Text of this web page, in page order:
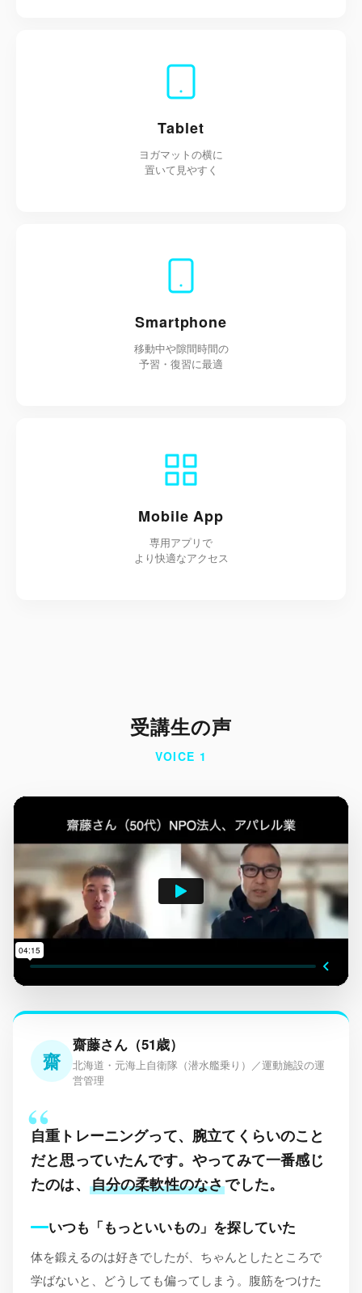
Tablet
ヨガマットの横に
置いて見やすく
Smartphone
移動中や隙間時間の
予習・復習に最適
Mobile App
専用アプリで
より快適なアクセス
受講生の声
VOICE 1
齋
齋藤さん（51歳）
北海道・元海上自衛隊（潜水艦乗り）／運動施設の運
営管理
自重トレーニングって、腕立てくらいのこと
だと思っていたんです。やってみて一番感じ
たのは、 自分の柔軟性のなさでした。
いつも「もっといいもの」を探していた
体を鍛えるのは好きでしたが、ちゃんとしたところで
学ばないと、どうしても偏ってしまう。腹筋をつけた